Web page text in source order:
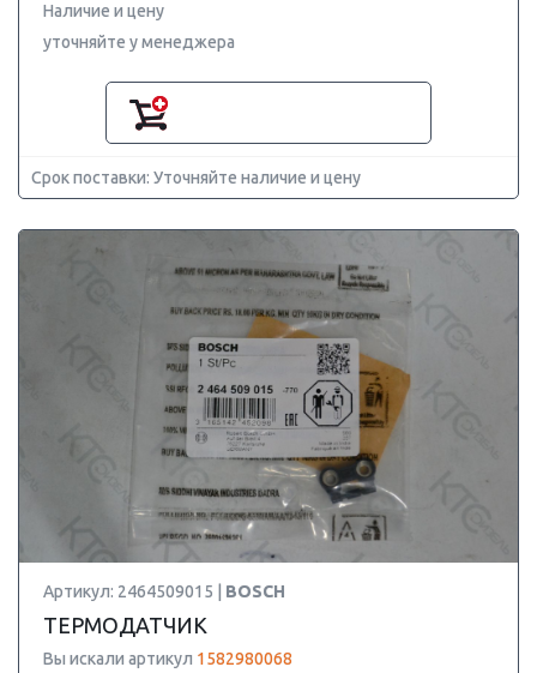
Наличие и цену
уточняйте у менеджера
Срок поставки: Уточняйте наличие и цену
Артикул: 2464509015 | BOSCH
ТЕРМОДАТЧИК
Вы искали артикул 1582980068